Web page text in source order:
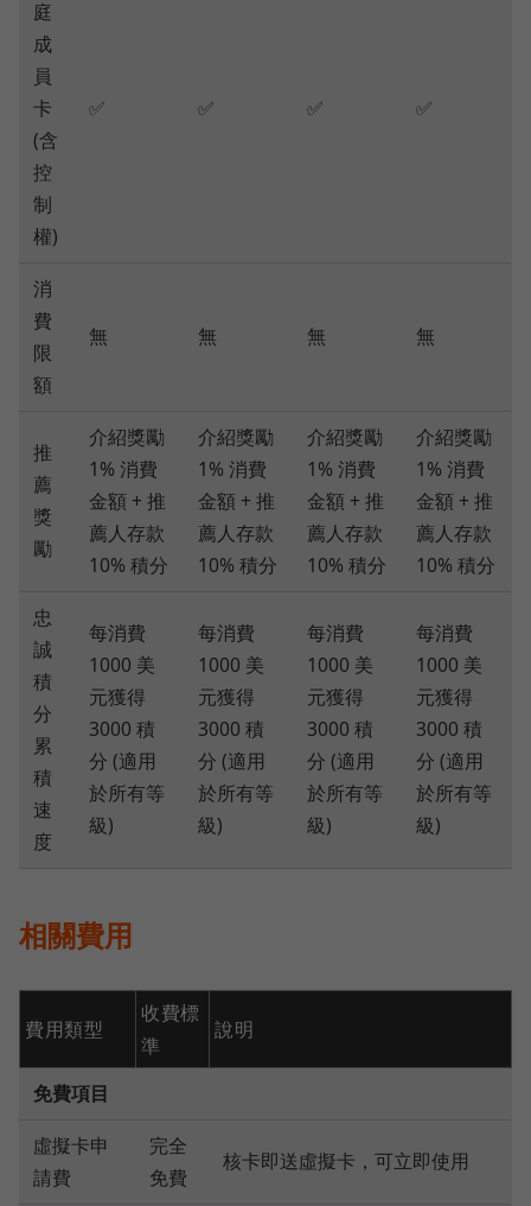
庭
成
員
卡
(含
控
制
權)
✅ ✅ ✅ ✅
消
費
限
額
無 無 無 無
推
薦
獎
勵
介紹獎勵
1% 消費
金額 + 推
薦人存款
10% 積分
介紹獎勵
1% 消費
金額 + 推
薦人存款
10% 積分
介紹獎勵
1% 消費
金額 + 推
薦人存款
10% 積分
介紹獎勵
1% 消費
金額 + 推
薦人存款
10% 積分
忠
誠
積
分
累
積
速
度
每消費
1000 美
元獲得
3000 積
分 (適用
於所有等
級)
每消費
1000 美
元獲得
3000 積
分 (適用
於所有等
級)
每消費
1000 美
元獲得
3000 積
分 (適用
於所有等
級)
每消費
1000 美
元獲得
3000 積
分 (適用
於所有等
級)
相關費用
費用類型
收費標
準
說明
免費項目
虛擬卡申
請費
完全
免費
核卡即送虛擬卡，可立即使用